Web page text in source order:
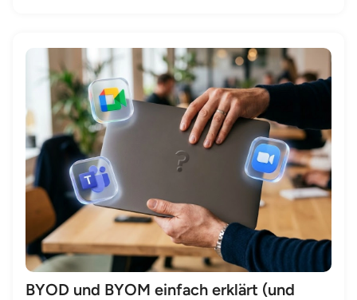
BYOD und BYOM einfach erklärt (und